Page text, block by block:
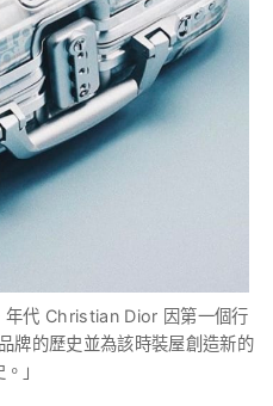
年代 Christian Dior 因第一個行
牌的歷史並為該時裝屋創造新的
」